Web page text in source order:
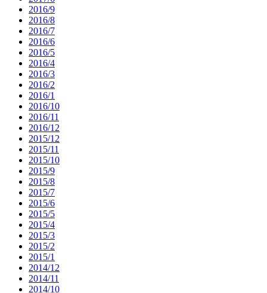
2016/9
2016/8
2016/7
2016/6
2016/5
2016/4
2016/3
2016/2
2016/1
2016/10
2016/11
2016/12
2015/12
2015/11
2015/10
2015/9
2015/8
2015/7
2015/6
2015/5
2015/4
2015/3
2015/2
2015/1
2014/12
2014/11
2014/10